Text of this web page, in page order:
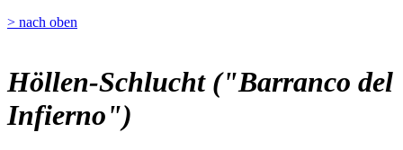
> nach oben
Höllen-Schlucht ("Barranco del
Infierno")